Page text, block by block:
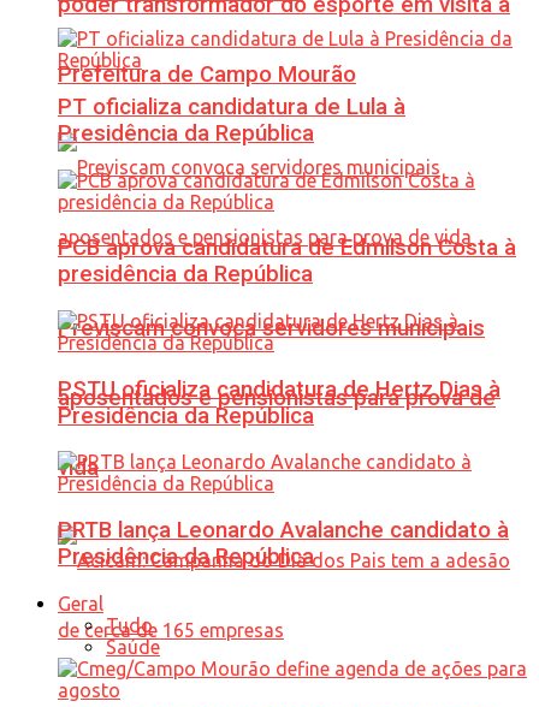
Prefeitura de Campo Mourão
Previscam convoca servidores municipais
aposentados e pensionistas para prova de
vida
PT oficializa candidatura de Lula à
Presidência da República
PCB aprova candidatura de Edmilson Costa à
presidência da República
PSTU oficializa candidatura de Hertz Dias à
Presidência da República
PRTB lança Leonardo Avalanche candidato à
Presidência da República
Geral
Tudo
Saúde